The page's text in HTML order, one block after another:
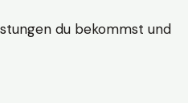
du bekommst und